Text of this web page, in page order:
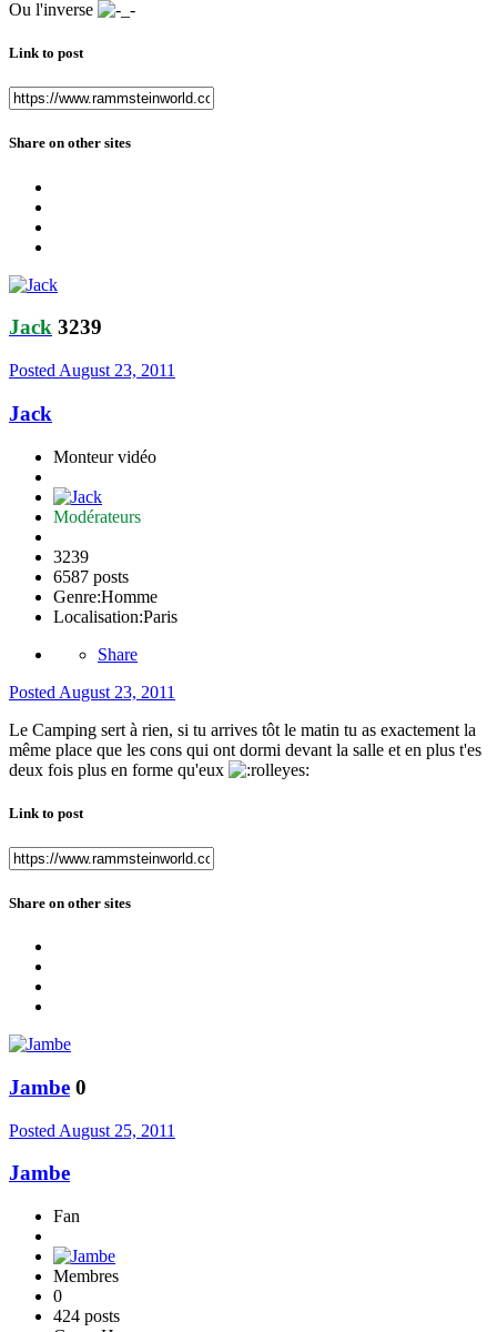
Ou l'inverse
Link to post
Share on other sites
Jack 3239
Posted August 23, 2011
Jack
Monteur vidéo
Modérateurs
3239
6587 posts
Genre:Homme
Localisation:Paris
Share
Posted August 23, 2011
Le Camping sert à rien, si tu arrives tôt le matin tu as exactement la
même place que les cons qui ont dormi devant la salle et en plus t'es
deux fois plus en forme qu'eux
Link to post
Share on other sites
Jambe 0
Posted August 25, 2011
Jambe
Fan
Membres
0
424 posts